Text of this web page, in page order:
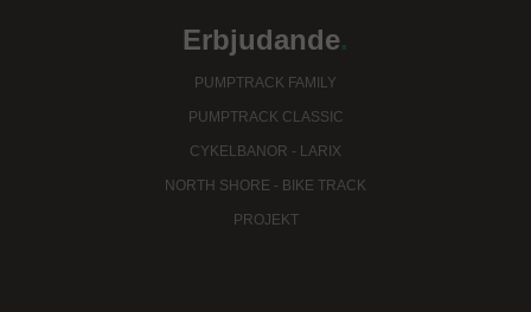
Erbjudande.
PUMPTRACK FAMILY
PUMPTRACK CLASSIC
CYKELBANOR - LARIX
NORTH SHORE - BIKE TRACK
PROJEKT